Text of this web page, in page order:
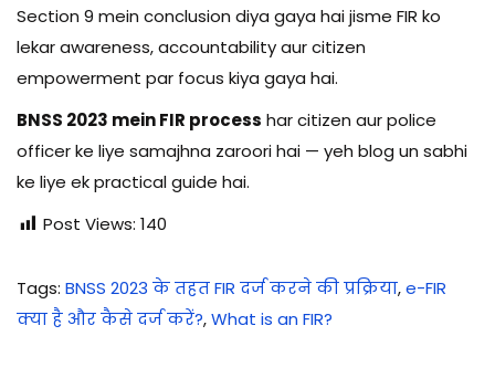
Section 9 mein conclusion diya gaya hai jisme FIR ko
lekar awareness, accountability aur citizen
empowerment par focus kiya gaya hai.
BNSS 2023 mein FIR process har citizen aur police
officer ke liye samajhna zaroori hai — yeh blog un sabhi
ke liye ek practical guide hai.
Post Views: 140
Tags: BNSS 2023 के तहत FIR दर्ज करने की प्रक्रिया,e-FIR
क्या है और कैसे दर्ज करें?,What is an FIR?